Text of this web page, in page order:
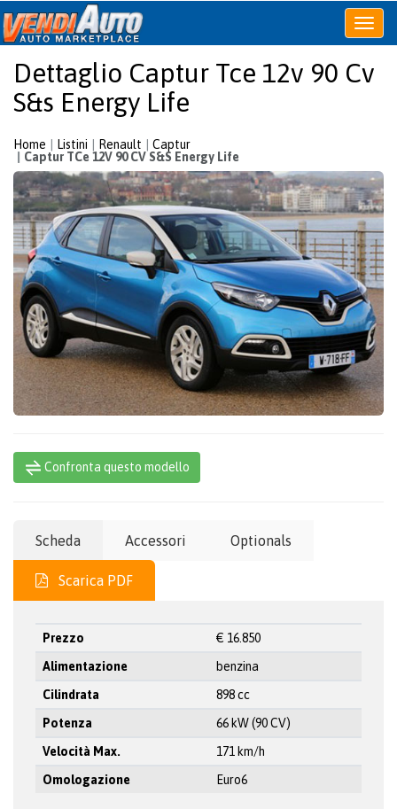
Apri
o
menu
Dettaglio Captur Tce 12v 90 Cv
S&s Energy Life
Home Listini Renault
Captur
Captur TCe 12V 90 CV S&S Energy Life
Confronta questo modello
Scheda Accessori Optionals
Scarica PDF
Prezzo
€ 16.850
Alimentazione
benzina
Cilindrata
898 cc
Potenza
66 kW (90 CV)
Velocità Max.
171 km/h
Omologazione
Euro6